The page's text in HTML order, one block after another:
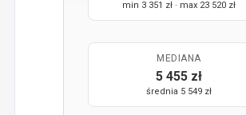
min 3 351 zł · max 23 520 zł
MEDIANA
5 455 zł
średnia 5 549 zł